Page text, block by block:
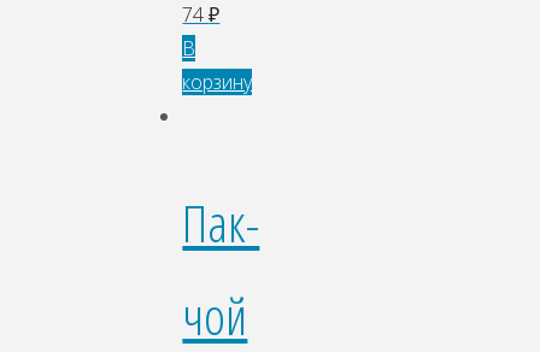
74₽
В
корзину
Пак-
чой